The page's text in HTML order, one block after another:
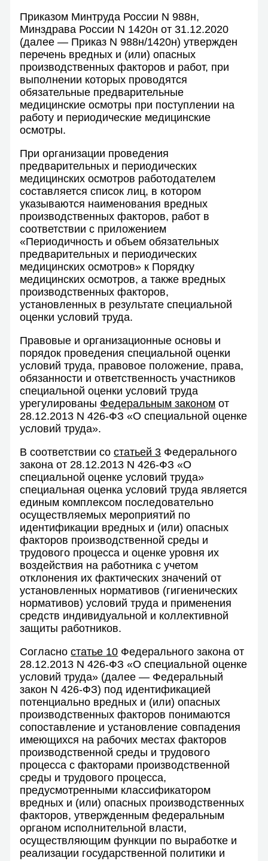
Приказом Минтруда России N 988н,
Минздрава России N 1420н от 31.12.2020
(далее — Приказ N 988н/1420н) утвержден
перечень вредных и (или) опасных
производственных факторов и работ, при
выполнении которых проводятся
обязательные предварительные
медицинские осмотры при поступлении на
работу и периодические медицинские
осмотры.
При организации проведения
предварительных и периодических
медицинских осмотров работодателем
составляется список лиц, в котором
указываются наименования вредных
производственных факторов, работ в
соответствии с приложением
«Периодичность и объем обязательных
предварительных и периодических
медицинских осмотров» к Порядку
медицинских осмотров, а также вредных
производственных факторов,
установленных в результате специальной
оценки условий труда.
Правовые и организационные основы и
порядок проведения специальной оценки
условий труда, правовое положение, права,
обязанности и ответственность участников
специальной оценки условий труда
урегулированы Федеральным законом от
28.12.2013 N 426-ФЗ «О специальной оценке
условий труда».
В соответствии состатьей 3 Федерального
закона от 28.12.2013 N 426-ФЗ «О
специальной оценке условий труда»
специальная оценка условий труда является
единым комплексом последовательно
осуществляемых мероприятий по
идентификации вредных и (или) опасных
факторов производственной среды и
трудового процесса и оценке уровня их
воздействия на работника с учетом
отклонения их фактических значений от
установленных нормативов (гигиенических
нормативов) условий труда и применения
средств индивидуальной и коллективной
защиты работников.
Согласностатье 10 Федерального закона от
28.12.2013 N 426-ФЗ «О специальной оценке
условий труда» (далее — Федеральный
закон N 426-ФЗ) под идентификацией
потенциально вредных и (или) опасных
производственных факторов понимаются
сопоставление и установление совпадения
имеющихся на рабочих местах факторов
производственной среды и трудового
процесса с факторами производственной
среды и трудового процесса,
предусмотренными классификатором
вредных и (или) опасных производственных
факторов, утвержденным федеральным
органом исполнительной власти,
осуществляющим функции по выработке и
реализации государственной политики и